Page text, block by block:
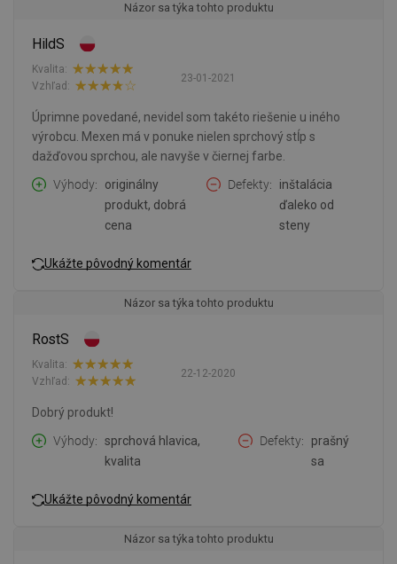
Názor sa týka tohto produktu
HildS
23-01-2021
Kvalita:
Vzhľad:
Úprimne povedané, nevidel som takéto riešenie u iného
výrobcu. Mexen má v ponuke nielen sprchový stĺp s
dažďovou sprchou, ale navyše v čiernej farbe.
Výhody
originálny
produkt, dobrá
cena
Defekty
inštalácia
ďaleko od
steny
Ukážte pôvodný komentár
Názor sa týka tohto produktu
RostS
22-12-2020
Kvalita:
Vzhľad:
Dobrý produkt!
Výhody
sprchová hlavica,
kvalita
Defekty
prašný
sa
Ukážte pôvodný komentár
Názor sa týka tohto produktu